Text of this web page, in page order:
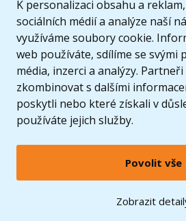
K personalizaci obsahu a
sociálních médií a analýze naší
využíváme soubory cookie.
web používáte, sdílíme se svými
média, inzerci a analýzy.
zkombinovat s dalšími
poskytli nebo které získali v
používáte jejich služby.
Povolit vše
Zobrazit
2024 The LEGO